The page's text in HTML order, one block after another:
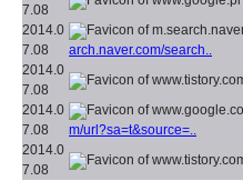
7.08
2014.0
7.08
arch.naver.com/search..
2014.0
7.08
2014.0
7.08
m/url?sa=t&source=..
2014.0
7.08